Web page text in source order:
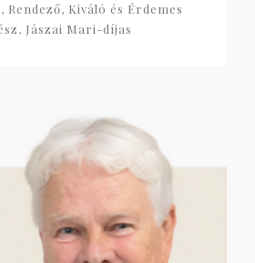
Rendező, Kiváló és Érdemes
Jászai Mari-díjas